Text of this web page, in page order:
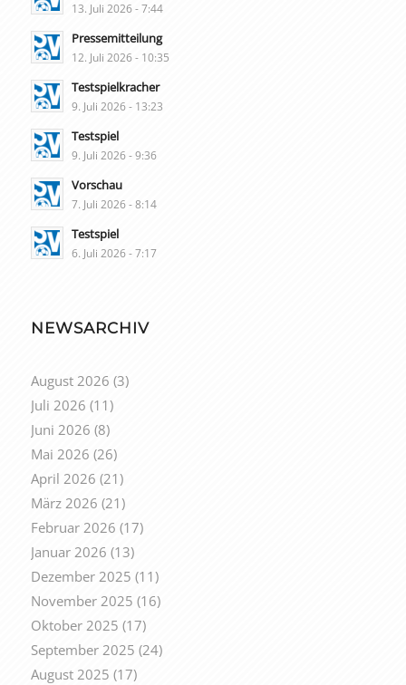
13. Juli 2026 - 7:44
Pressemitteilung
12. Juli 2026 - 10:35
Testspielkracher
9. Juli 2026 - 13:23
Testspiel
9. Juli 2026 - 9:36
Vorschau
7. Juli 2026 - 8:14
Testspiel
6. Juli 2026 - 7:17
NEWSARCHIV
August 2026 (3)
Juli 2026 (11)
Juni 2026 (8)
Mai 2026 (26)
April 2026 (21)
März 2026 (21)
Februar 2026 (17)
Januar 2026 (13)
Dezember 2025 (11)
November 2025 (16)
Oktober 2025 (17)
September 2025 (24)
August 2025 (17)